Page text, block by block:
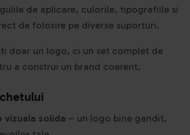
de aplicare, culorile, tipografiile si
de folosire pe diverse suporturi.
doar un logo, ci un set complet de
a construi un brand coerent.
solida – un logo bine gandit,